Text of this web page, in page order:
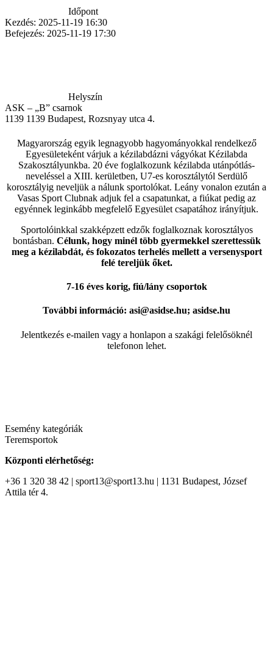
Időpont
Kezdés: 2025-11-19 16:30
Befejezés: 2025-11-19 17:30
Helyszín
ASK – „B” csarnok
1139 1139 Budapest, Rozsnyay utca 4.
Magyarország egyik legnagyobb hagyományokkal rendelkező
Egyesületeként várjuk a kézilabdázni vágyókat Kézilabda
Szakosztályunkba. 20 éve foglalkozunk kézilabda utánpótlás-
neveléssel a XIII. kerületben, U7-es korosztálytól Serdülő
korosztályig neveljük a nálunk sportolókat. Leány vonalon ezután a
Vasas Sport Clubnak adjuk fel a csapatunkat, a fiúkat pedig az
egyénnek leginkább megfelelő Egyesület csapatához irányítjuk.
Sportolóinkkal szakképzett edzők foglalkoznak korosztályos
bontásban. Célunk, hogy minél több gyermekkel szerettessük
meg a kézilabdát, és fokozatos terhelés mellett a versenysport
felé tereljük őket.
7-16 éves korig, fiú/lány csoportok
További információ: asi@asidse.hu; asidse.hu
Jelentkezés e-mailen vagy a honlapon a szakági felelősöknél
telefonon lehet.
Esemény kategóriák
Teremsportok
Központi elérhetőség:
+36 1 320 38 42 | sport13@sport13.hu | 1131 Budapest, József
Attila tér 4.